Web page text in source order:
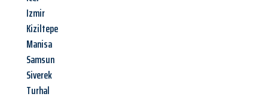
Izmir
Kiziltepe
Manisa
Samsun
Siverek
Turhal